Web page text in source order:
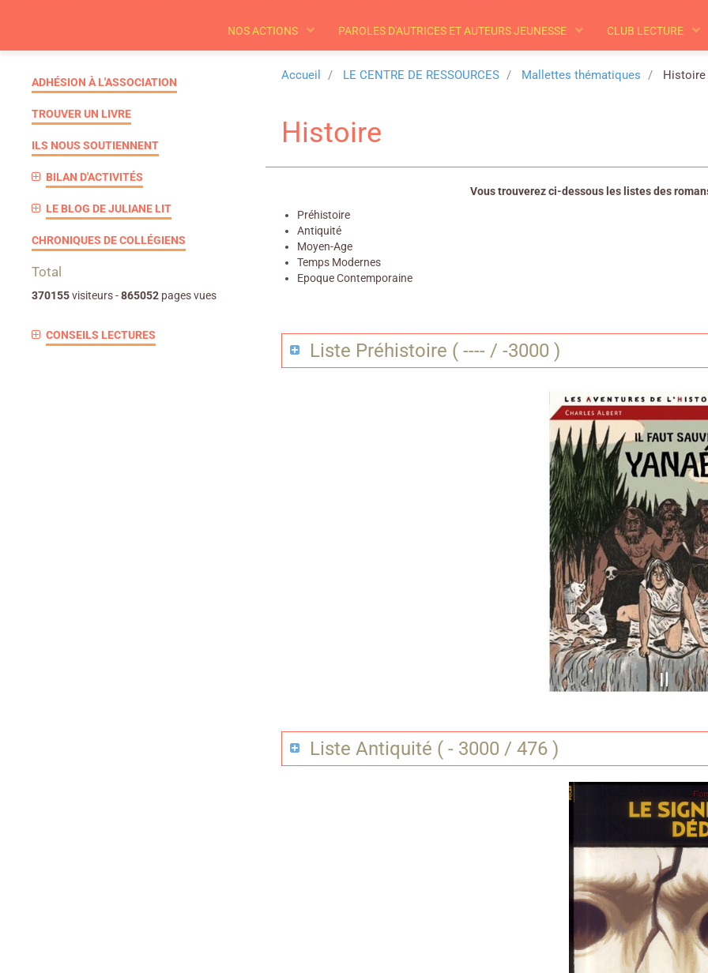
NOS ACTIONS PAROLES D'AUTRICES ET AUTEURS JEUNESSE CLUB LECTURE
Accueil LE CENTRE DE RESSOURCES Mallettes thématiques Histoire
Histoire
Vous trouverez ci-dessous les listes des
Préhistoire
Antiquité
Moyen-Age
Temps Modernes
Epoque Contemporaine
Liste Préhistoire ( ---- / -3000 )
Il
Liste Antiquité ( - 3000 / 476 )
ADHÉSION À L'ASSOCIATION
TROUVER UN LIVRE
ILS NOUS SOUTIENNENT
BILAN D'ACTIVITÉS
LE BLOG DE JULIANE LIT
CHRONIQUES DE COLLÉGIENS
Total
370155visiteurs -865052 pages vues
CONSEILS LECTURES